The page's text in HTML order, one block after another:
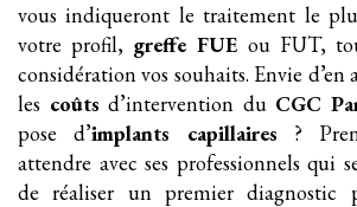
vous indiqueront le traitement le
votre profil, greffe FUE ou FUT,
considération vos souhaits. Envie
les coûts d’intervention du CGC
pose d’implants capillaires ?
attendre avec ses professionnels qui
de réaliser un premier diagnostic